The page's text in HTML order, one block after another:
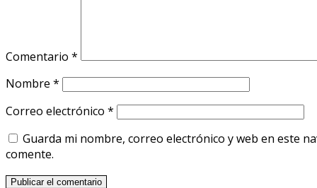
Comentario *
Nombre *
Correo electrónico *
Guarda mi nombre, correo electrónico y web en este
comente.